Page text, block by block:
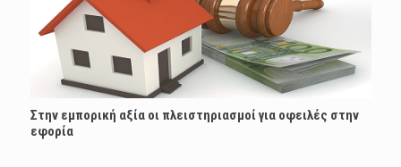
Στην εμπορική αξία οι πλειστηριασμοί για οφειλές στην
εφορία